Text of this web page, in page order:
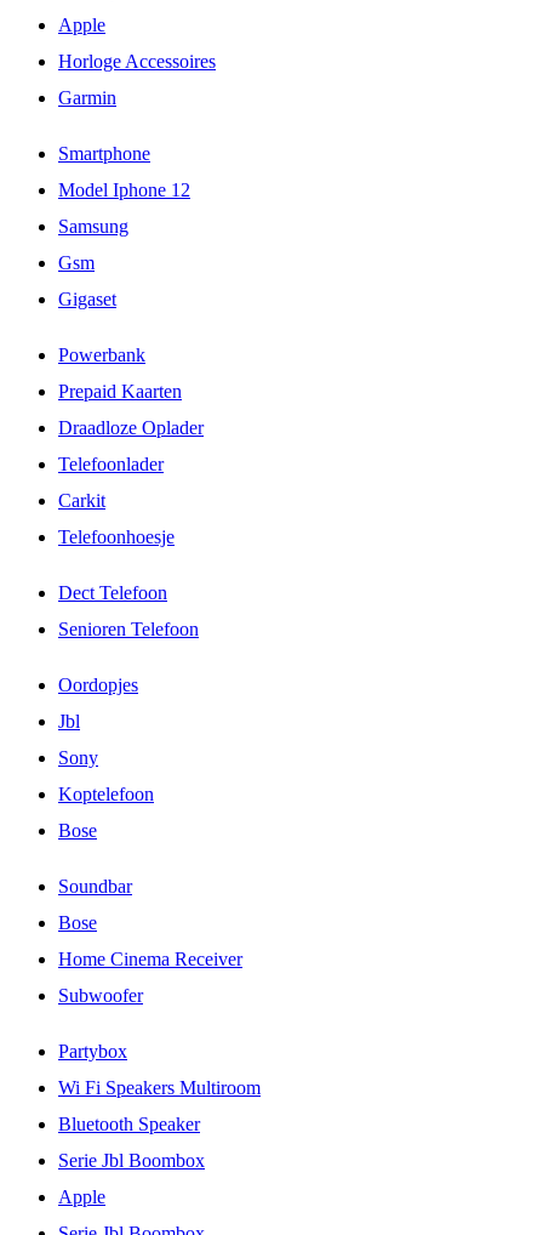
Apple
Horloge Accessoires
Garmin
Smartphone
Model Iphone 12
Samsung
Gsm
Gigaset
Powerbank
Prepaid Kaarten
Draadloze Oplader
Telefoonlader
Carkit
Telefoonhoesje
Dect Telefoon
Senioren Telefoon
Oordopjes
Jbl
Sony
Koptelefoon
Bose
Soundbar
Bose
Home Cinema Receiver
Subwoofer
Partybox
Wi Fi Speakers Multiroom
Bluetooth Speaker
Serie Jbl Boombox
Apple